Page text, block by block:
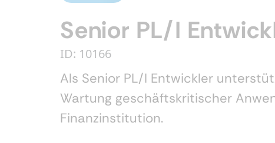
Senior PL/I
ID: 10166
Als Senior PL/I Entwickler
Wartung geschäftskritischer
Finanzinstitution.